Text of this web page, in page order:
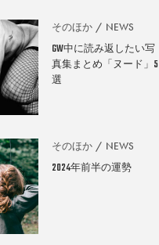
そのほか NEWS
GW中に読み返したい写
真集まとめ「ヌード」5
選
そのほか NEWS
2024年前半の運勢